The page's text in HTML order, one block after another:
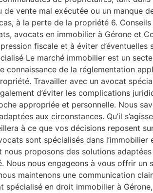
vente mal exécutée ou un manque
à la perte de la propriété 6.
avocats en immobilier à Gérone et
fiscale et à éviter
Le marché immobilier est un
de la réglementation
Travailler avec un avocat
d’éviter les complications
appropriée et personnelle. Nous
aux circonstances. Qu’il s’agisse
à ce que vos décisions reposent
sont spécialisés dans l’immobilier
proposons des solutions
nous engageons à vous offrir
maintenons une communication
spécialisé en droit immobilier à